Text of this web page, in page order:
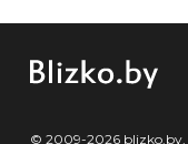
© 2009-2026 blizko.by,